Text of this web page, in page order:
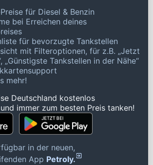
für Diesel & Benzin
bei Erreichen deines
für bevorzugte Tankstellen
mit Filteroptionen, für z.B. „Jetzt
„Günstigste Tankstellen in der Nähe“
mehr!
Deutschland kostenlos
immer zum besten Preis tanken!
in der neuen,
App Petroly.